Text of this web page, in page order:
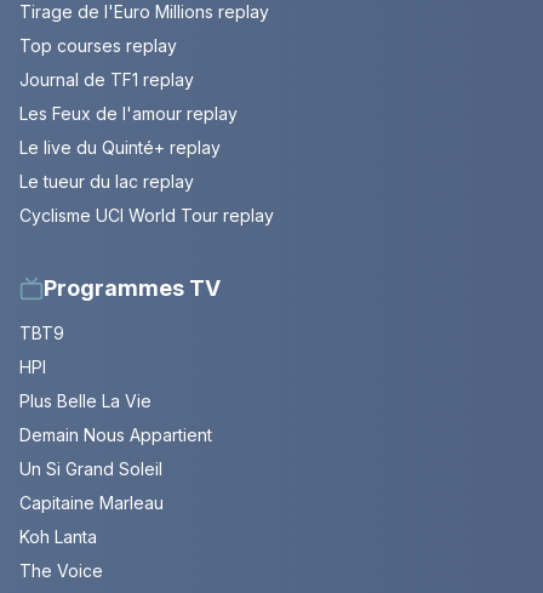
Tirage de l'Euro Millions replay
Top courses replay
Journal de TF1 replay
Les Feux de l'amour replay
Le live du Quinté+ replay
Le tueur du lac replay
Cyclisme UCI World Tour replay
Programmes TV
TBT9
HPI
Plus Belle La Vie
Demain Nous Appartient
Un Si Grand Soleil
Capitaine Marleau
Koh Lanta
The Voice